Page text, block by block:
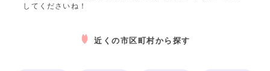
してくださいね！
近くの市区町村から探す